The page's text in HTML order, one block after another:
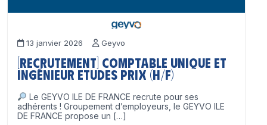
13 janvier 2026 Geyvo
[Recrutement] Comptable unique et
Ingénieur Etudes Prix (H/F)
Le GEYVO ILE DE FRANCE recrute pour ses
adhérents ! Groupement d’employeurs, le GEYVO ILE
DE FRANCE propose un […]